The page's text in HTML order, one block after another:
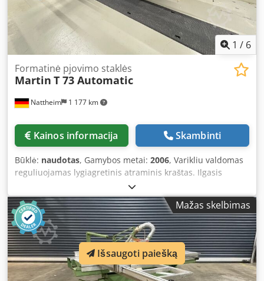
1 / 6
Nattheim 1 177 km
Formatinė pjovimo staklės
Martin T 73 Automatic
Kainos informacija Skambinti
Būklė: naudotas, Gamybos metai: 2006, Varikliu valdomas
reguliuojamas lygiagretinis atraminis kraštas. Ilgasis
atraminis kraštas su ekranu. Vienašalis varikliu valdomas
pasvirimo mechanizmas. Stumiamas darbinis stalas, 3000
mm ilgio, 5,5 kW galios. Pjaunamos plokštės priedas.
Pjaunamos plokštės plotis – 1000 mm. Dcjdozawiuopfx Ak
Ejk Sandėlio vieta: Nattheimas.
Mažas skelbimas
Išsaugoti paiešką